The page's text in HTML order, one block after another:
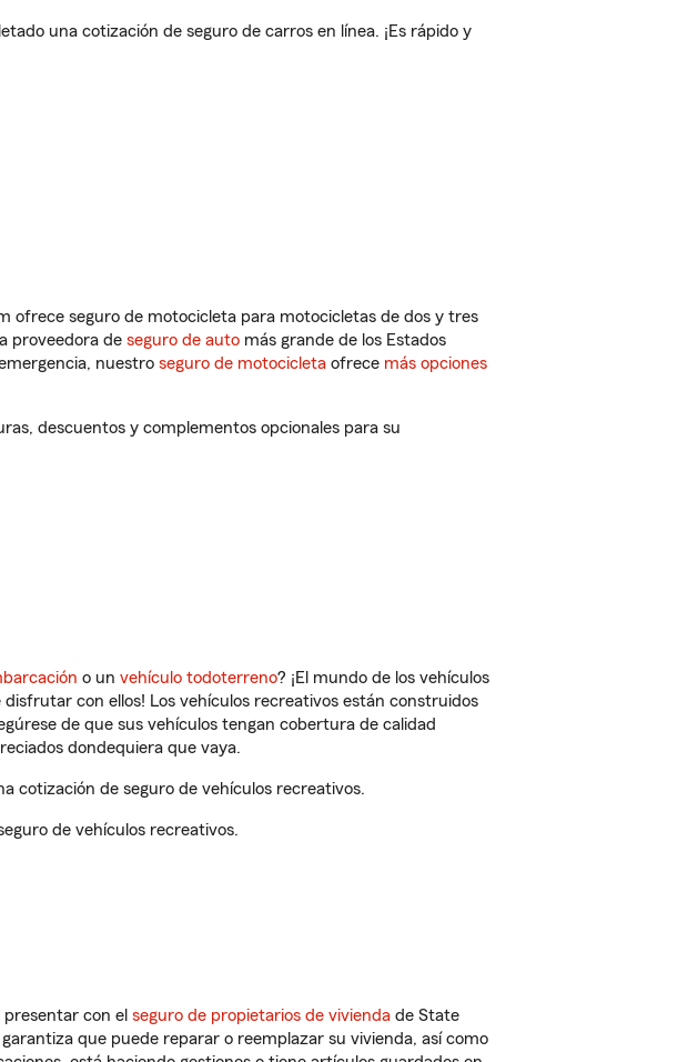
una cotización de seguro de carros en línea. ¡Es rápido y
ofrece seguro de motocicleta para motocicletas de dos y tres
proveedora de seguro de auto más grande de los Estados
nuestro seguro de motocicleta ofrece más opciones
descuentos y complementos opcionales para su
o un vehículo todoterreno? ¡El mundo de los vehículos
con ellos! Los vehículos recreativos están construidos
de que sus vehículos tengan cobertura de calidad
dondequiera que vaya.
cotización de seguro de vehículos recreativos.
de vehículos recreativos.
con el seguro de propietarios de vivienda de State
que puede reparar o reemplazar su vivienda, así como